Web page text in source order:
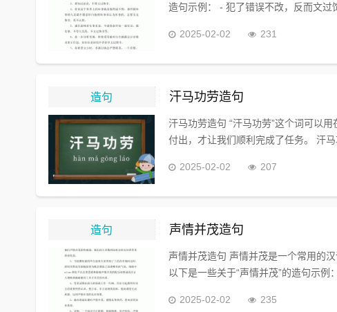
造句示例： - 犯了错误不改，反而文过
2025-02-02
231
造句 汗马功劳造句
汗马功劳造句 “汗马功劳”这个词可以
付出，才让我们顺利完成了任务。 汗
2025-02-02
207
造句 声情并茂造句
声情并茂造句 声情并茂是一个常用的
以下是一些关于“声情并茂”的造句示例
2025-02-02
235